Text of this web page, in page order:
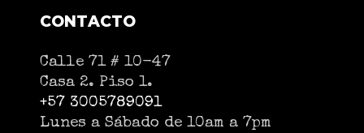
CONTACTO
Calle 71 # 10-47
Casa 2. Piso 1.
+57 3005789091
Lunes a Sábado de 10am a 7pm